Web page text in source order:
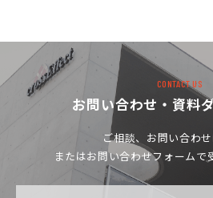
CONTACT US
お問い合わせ・資料
ご相談、お問い合わ
またはお問い合わせフォームで